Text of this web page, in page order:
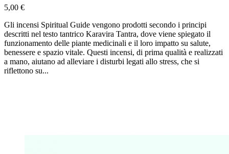
5,00 €
Gli incensi Spiritual Guide vengono prodotti secondo i principi
descritti nel testo tantrico Karavira Tantra, dove viene spiegato il
funzionamento delle piante medicinali e il loro impatto su salute,
benessere e spazio vitale. Questi incensi, di prima qualità e realizzati
a mano, aiutano ad alleviare i disturbi legati allo stress, che si
riflettono su...